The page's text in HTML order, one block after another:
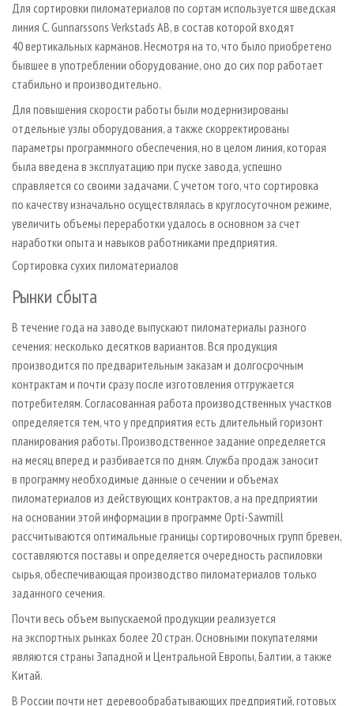
Для сортировки пиломатериалов по сортам используется шведская
линия C. Gunnarssons Verkstads AB, в состав которой входят
40 вертикальных карманов. Несмотря на то, что было приобретено
бывшее в употреблении оборудование, оно до сих пор работает
стабильно и производительно.
Для повышения скорости работы были модернизированы
отдельные узлы оборудования, а также скорректированы
параметры программного обеспечения, но в целом линия, которая
была введена в эксплуатацию при пуске завода, успешно
справляется со своими задачами. С учетом того, что сортировка
по качеству изначально осуществлялась в круглосуточном режиме,
увеличить объемы переработки удалось в основном за счет
наработки опыта и навыков работниками предприятия.
Сортировка сухих пиломатериалов
Рынки сбыта
В течение года на заводе выпускают пиломатериалы разного
сечения: несколько десятков вариантов. Вся продукция
производится по предварительным заказам и долгосрочным
контрактам и почти сразу после изготовления отгружается
потребителям. Согласованная работа производственных участков
определяется тем, что у предприятия есть длительный горизонт
планирования работы. Производственное задание определяется
на месяц вперед и разбивается по дням. Служба продаж заносит
в программу необходимые данные о сечении и объемах
пиломатериалов из действующих контрактов, а на предприятии
на основании этой информации в программе Opti-Sawmill
рассчитываются оптимальные границы сортировочных групп бревен,
составляются поставы и определяется очередность распиловки
сырья, обеспечивающая производство пиломатериалов только
заданного сечения.
Почти весь объем выпускаемой продукции реализуется
на экспортных рынках более 20 стран. Основными покупателями
являются страны Западной и Центральной Европы, Балтии, а также
Китай.
В России почти нет деревообрабатывающих предприятий, готовых